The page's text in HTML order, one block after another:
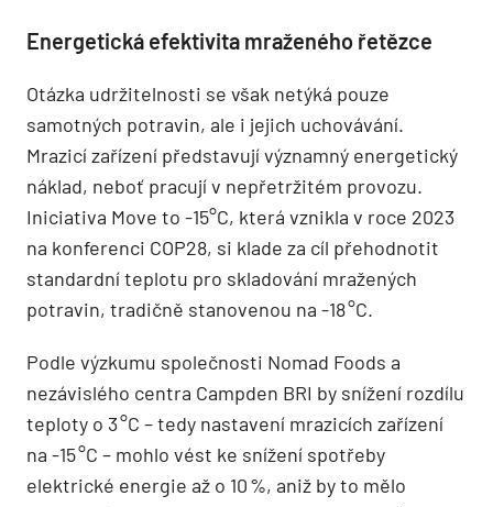
Energetická efektivita mraženého řetězce
Otázka udržitelnosti se však netýká pouze
samotných potravin, ale i jejich uchovávání.
Mrazicí zařízení představují významný energetický
náklad, neboť pracují v nepřetržitém provozu.
Iniciativa Move to -15°C, která vznikla v roce 2023
na konferenci COP28, si klade za cíl přehodnotit
standardní teplotu pro skladování mražených
potravin, tradičně stanovenou na -18 °C.
Podle výzkumu společnosti Nomad Foods a
nezávislého centra Campden BRI by snížení rozdílu
teploty o 3 °C – tedy nastavení mrazicích zařízení
na -15 °C – mohlo vést ke snížení spotřeby
elektrické energie až o 10 %, aniž by to mělo